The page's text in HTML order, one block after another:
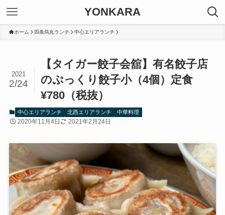
YONKARA
ホーム 四条烏丸ランチ 中心エリアランチ
【タイガー餃子会舘】有名餃子店
のぷっくり餃子小（4個）定食
¥780（税抜）
2021
2/24
中心エリアランチ 北西エリアランチ 中華料理
2020年11月4日 2021年2月24日